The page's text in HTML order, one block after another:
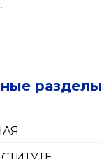
разделы